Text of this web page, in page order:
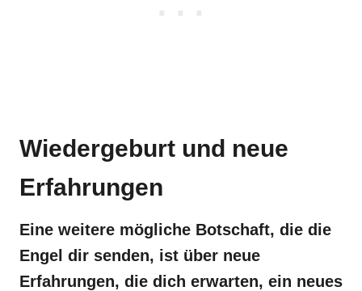
Wiedergeburt und neue
Erfahrungen
Eine weitere mögliche Botschaft, die die
Engel dir senden, ist über neue
Erfahrungen, die dich erwarten, ein neues